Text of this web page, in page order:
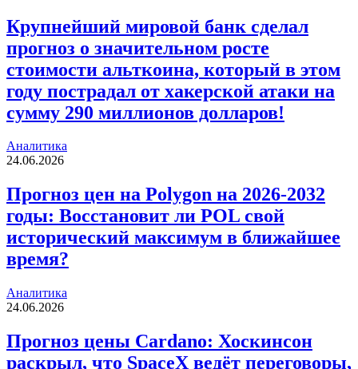
Крупнейший мировой банк сделал
прогноз о значительном росте
стоимости альткоина, который в этом
году пострадал от хакерской атаки на
сумму 290 миллионов долларов!
Аналитика
24.06.2026
Прогноз цен на Polygon на 2026-2032
годы: Восстановит ли POL свой
исторический максимум в ближайшее
время?
Аналитика
24.06.2026
Прогноз цены Cardano: Хоскинсон
раскрыл, что SpaceX ведёт переговоры,